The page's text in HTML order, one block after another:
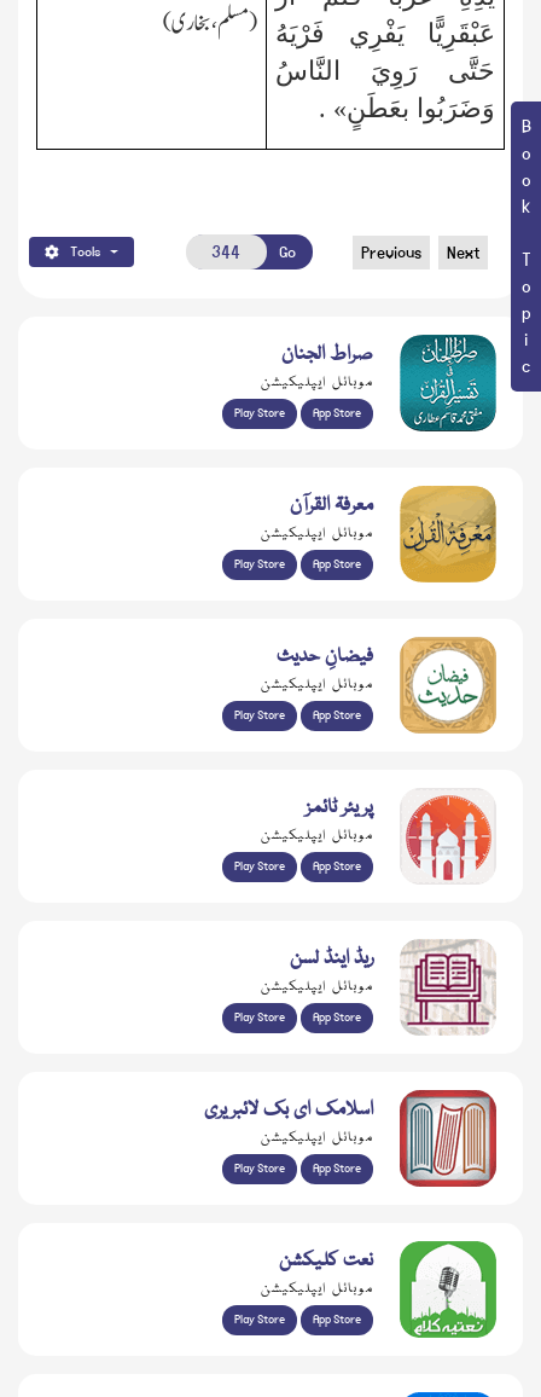
Book Topic
عَبْقَرِيًّا يَفْرِي فَرْيَهُ
حَتَّى رَوِيَ النَّاسُ
وَضَرَبُوا بعَطَنٍ» .
(مسلم،بخاری)
Tools Go Previous Next
صراط الجنان
موبائل ایپلیکیشن
Play Store App Store
معرفۃ القرآن
موبائل ایپلیکیشن
Play Store App Store
فیضانِ حدیث
موبائل ایپلیکیشن
Play Store App Store
پریئر ٹائمز
موبائل ایپلیکیشن
Play Store App Store
ریڈ اینڈ لسن
موبائل ایپلیکیشن
Play Store App Store
اسلامک ای بک لائبریری
موبائل ایپلیکیشن
Play Store App Store
نعت کلیکشن
موبائل ایپلیکیشن
Play Store App Store